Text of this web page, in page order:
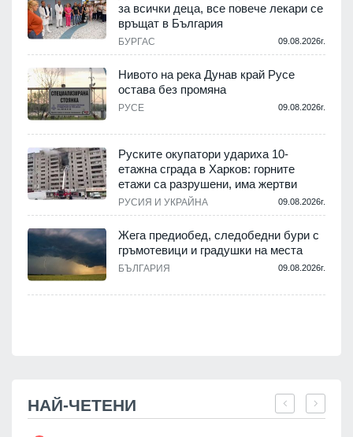
за всички деца, все повече лекари се
връщат в България
БУРГАС 09.08.2026г.
Нивото на река Дунав край Русе
остава без промяна
РУСЕ 09.08.2026г.
Руските окупатори удариха 10-
етажна сграда в Харков: горните
етажи са разрушени, има жертви
РУСИЯ И УКРАЙНА 09.08.2026г.
Жега предиобед, следобедни бури с
гръмотевици и градушки на места
БЪЛГАРИЯ 09.08.2026г.
НАЙ-ЧЕТЕНИ